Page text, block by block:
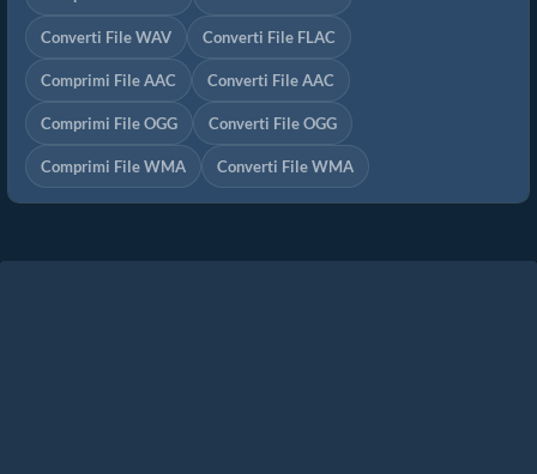
Converti File WAV Converti File FLAC
Comprimi File AAC Converti File AAC
Comprimi File OGG Converti File OGG
Comprimi File WMA Converti File WMA